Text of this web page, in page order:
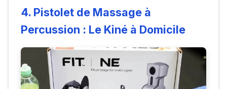
4. Pistolet de Massage à
Percussion : Le Kiné à Domicile